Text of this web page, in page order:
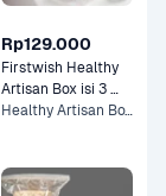
Rp129.000
Firstwish Healthy
Artisan Box isi 3
Pack
Healthy Artisan Box Isi 3 Pack